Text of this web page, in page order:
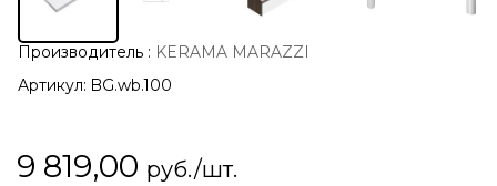
Производитель : KERAMA MARAZZI
Артикул: BG.wb.100
9 819,00 руб./шт.